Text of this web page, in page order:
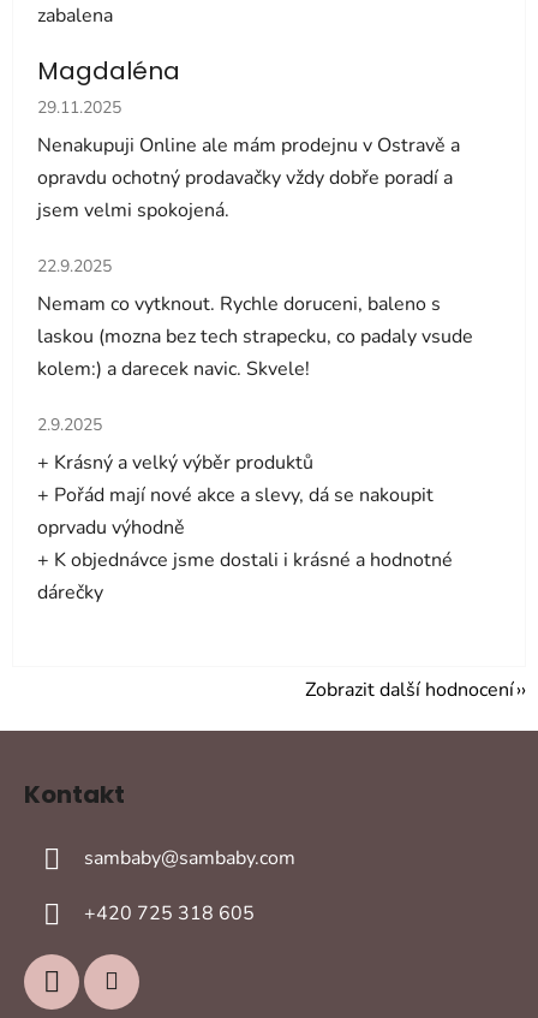
zabalena
Magdaléna
Hodnocení obchodu je 5 z 5 hvězdiček.
29.11.2025
Nenakupuji Online ale mám prodejnu v Ostravě a
opravdu ochotný prodavačky vždy dobře poradí a
jsem velmi spokojená.
Hodnocení obchodu je 5 z 5 hvězdiček.
22.9.2025
Nemam co vytknout. Rychle doruceni, baleno s
laskou (mozna bez tech strapecku, co padaly vsude
kolem:) a darecek navic. Skvele!
Hodnocení obchodu je 5 z 5 hvězdiček.
2.9.2025
+ Krásný a velký výběr produktů
+ Pořád mají nové akce a slevy, dá se nakoupit
oprvadu výhodně
+ K objednávce jsme dostali i krásné a hodnotné
dárečky
Zobrazit další hodnocení
Z
Kontakt
sambaby@sambaby.com
+420 725 318 605